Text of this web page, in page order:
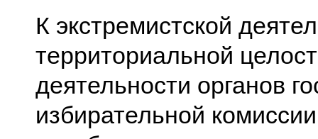
К экстремистской
территориальной
деятельности органов
избирательной